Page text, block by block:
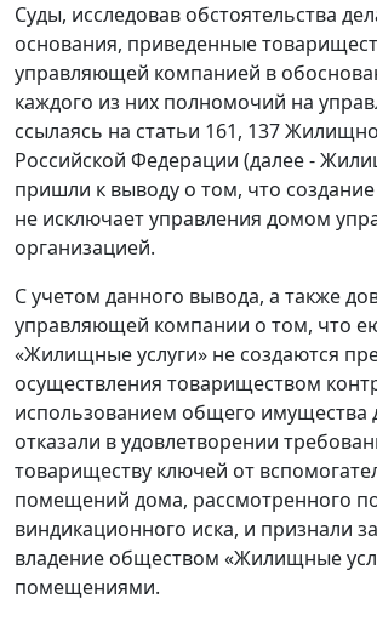
Суды, исследовав обстоятельства
основания, приведенные
управляющей компанией в
каждого из них полномочий на
ссылаясь на статьи 161, 137
Российской Федерации (далее -
пришли к выводу о том, что
не исключает управления домом
организацией.
С учетом данного вывода, а также
управляющей компании о том, что
«Жилищные услуги» не создаются
осуществления товариществом
использованием общего имущества
отказали в удовлетворении
товариществу ключей от
помещений дома, рассмотренного
виндикационного иска, и признали
владение обществом «Жилищные
помещениями.